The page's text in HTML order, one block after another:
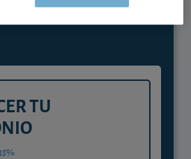
cada euro trabaje
TU